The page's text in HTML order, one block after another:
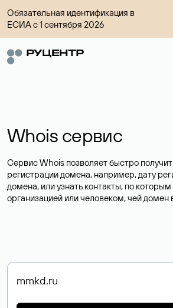
Обязательная идентификация в
ЕСИА с 1 сентября 2026
Whois сервис
Сервис Whois позволяет быстро
регистрации домена, например, дату
домена, или узнать контакты, по
организацией или человеком, чей домен